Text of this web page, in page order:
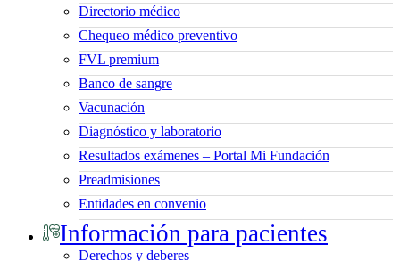
Directorio médico
Chequeo médico preventivo
FVL premium
Banco de sangre
Vacunación
Diagnóstico y laboratorio
Resultados exámenes – Portal Mi Fundación
Preadmisiones
Entidades en convenio
Información para pacientes
Derechos y deberes